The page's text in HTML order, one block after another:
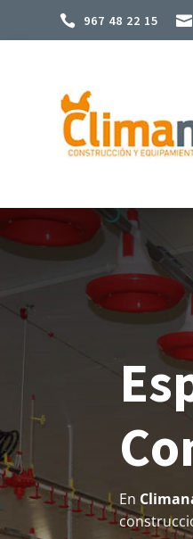
 967 48 22 15 
En